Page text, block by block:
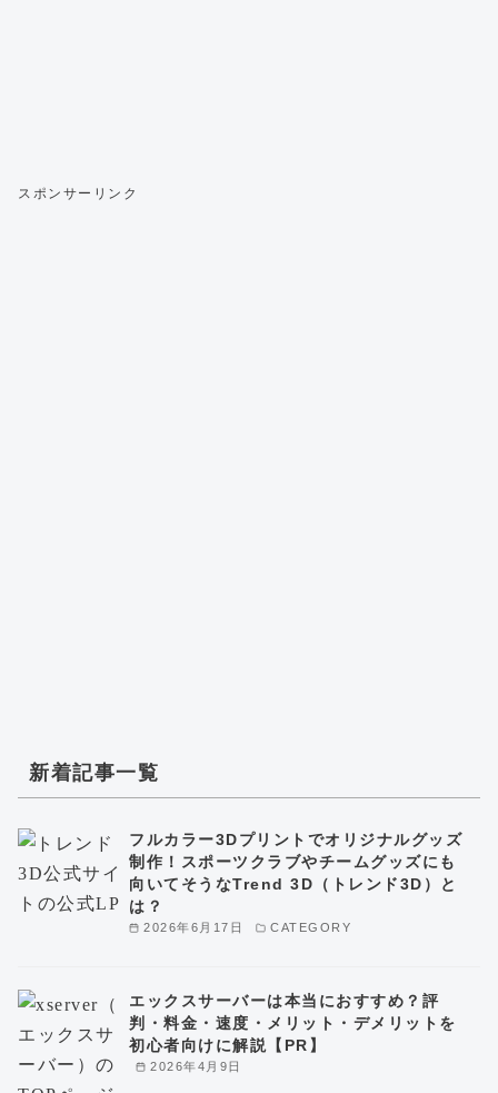
スポンサーリンク
新着記事一覧
2026年6月17日 CATEGORY
フルカラー3Dプリントでオリジナルグッズ
制作！スポーツクラブやチームグッズにも
向いてそうなTrend 3D（トレンド3D）と
は？
2026年4月9日
エックスサーバーは本当におすすめ？評
判・料金・速度・メリット・デメリットを
初心者向けに解説【PR】